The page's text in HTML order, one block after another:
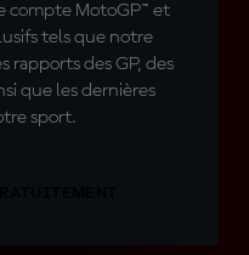
compte MotoGP™ et
tels que notre
rapports des GP, des
que les dernières
sport.